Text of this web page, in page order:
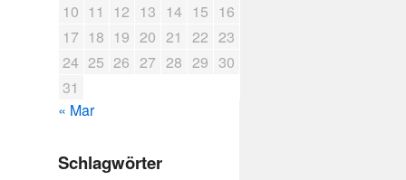
10 11 12 13 14 15 16
17 18 19 20 21 22 23
24 25 26 27 28 29 30
31
« Mar
Schlagwörter